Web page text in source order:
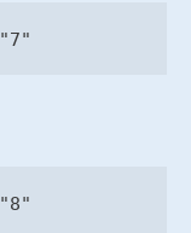
"7"
"8"